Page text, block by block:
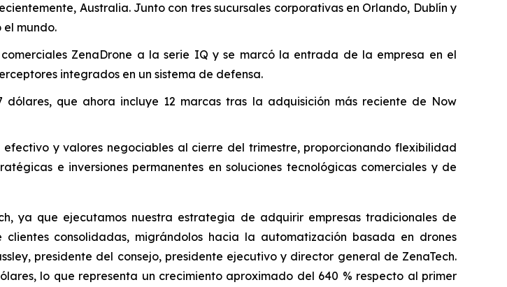
Australia. Junto con tres sucursales corporativas en Orlando, Dublín y
mundo.
ZenaDrone a la serie IQ y se marcó la entrada de la empresa en el
integrados en un sistema de defensa.
que ahora incluye 12 marcas tras la adquisición más reciente de Now
y valores negociables al cierre del trimestre, proporcionando flexibilidad
e inversiones permanentes en soluciones tecnológicas comerciales y de
ya que ejecutamos nuestra estrategia de adquirir empresas tradicionales de
consolidadas, migrándolos hacia la automatización basada en drones
presidente del consejo, presidente ejecutivo y director general de ZenaTech.
lo que representa un crecimiento aproximado del 640 % respecto al primer